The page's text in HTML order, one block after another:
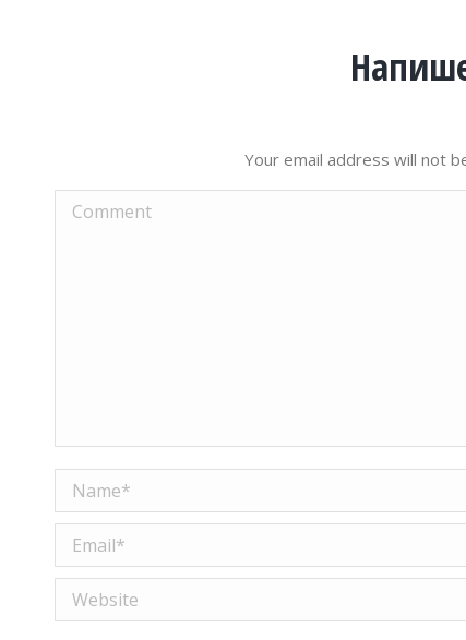
Your email address will not
Comment
Name *
Email *
Website